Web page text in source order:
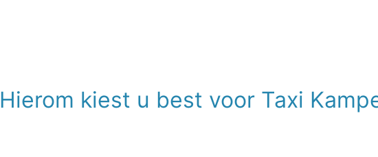
Hierom kiest u best voor Taxi